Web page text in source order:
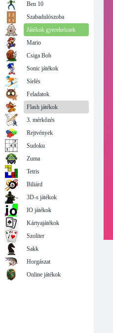
Ben 10
Szabadulószoba
Játékok gyerekeknek
Mario
Csiga Bob
Sonic játékok
Síelés
Feladatok
Flash játékok
3. mérkőzés
Rejtvények
Sudoku
Zuma
Tetris
Biliárd
3D-s játékok
IO játékok
Kártyajátékok
Szoliter
Sakk
Horgászat
Online játékok